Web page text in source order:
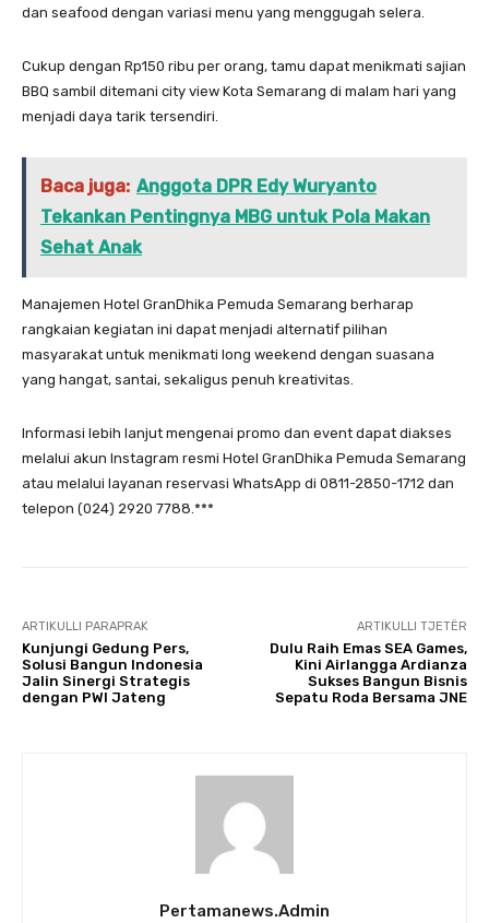
dan seafood dengan variasi menu yang menggugah selera.
Cukup dengan Rp150 ribu per orang, tamu dapat menikmati sajian
BBQ sambil ditemani city view Kota Semarang di malam hari yang
menjadi daya tarik tersendiri.
Baca juga: Anggota DPR Edy Wuryanto
Tekankan Pentingnya MBG untuk Pola Makan
Sehat Anak
Manajemen Hotel GranDhika Pemuda Semarang berharap
rangkaian kegiatan ini dapat menjadi alternatif pilihan
masyarakat untuk menikmati long weekend dengan suasana
yang hangat, santai, sekaligus penuh kreativitas.
Informasi lebih lanjut mengenai promo dan event dapat diakses
melalui akun Instagram resmi Hotel GranDhika Pemuda Semarang
atau melalui layanan reservasi WhatsApp di 0811-2850-1712 dan
telepon (024) 2920 7788.***
ARTIKULLI PARAPRAK
Kunjungi Gedung Pers,
Solusi Bangun Indonesia
Jalin Sinergi Strategis
dengan PWI Jateng
ARTIKULLI TJETËR
Dulu Raih Emas SEA Games,
Kini Airlangga Ardianza
Sukses Bangun Bisnis
Sepatu Roda Bersama JNE
Pertamanews.admin